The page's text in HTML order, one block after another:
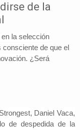
de la
la selección
consciente de que el
¿Será
Daniel Vaca,
de despedida de la